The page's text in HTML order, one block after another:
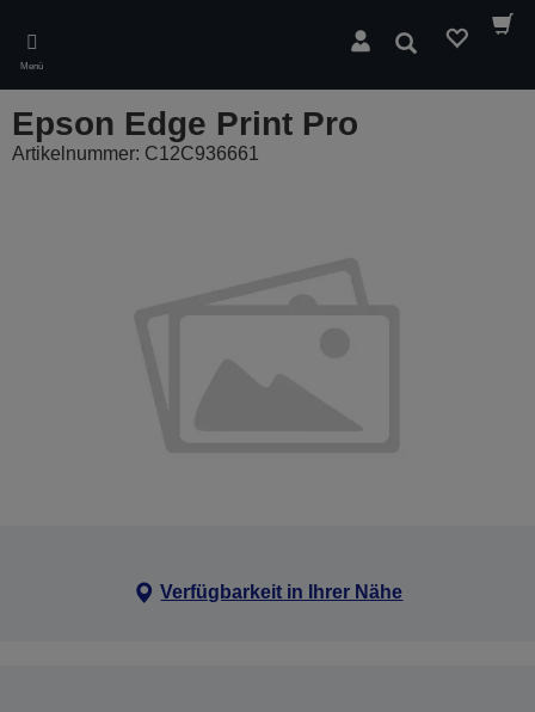
main
content
Menü
Suchen
Epson Edge Print Pro
Artikelnummer: C12C936661
Verfügbarkeit in Ihrer Nähe